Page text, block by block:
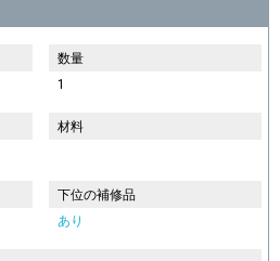
数量
1
材料
下位の補修品
あり